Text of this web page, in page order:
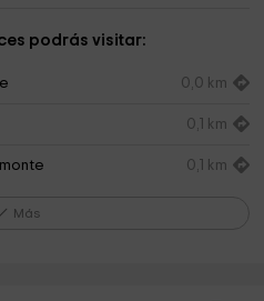
podrás visitar:
0,0 km
0,1 km
0,1 km
Más